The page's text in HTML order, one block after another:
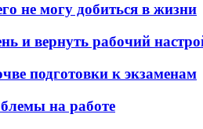
не могу добиться в жизни
и вернуть рабочий
подготовки к экзаменам
на работе